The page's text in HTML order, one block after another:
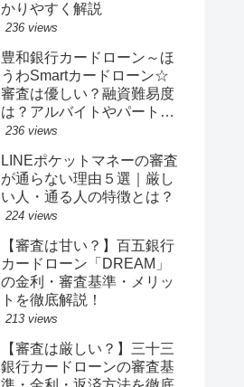
かりやすく解説
236 views
豊和銀行カードローン～ほ
うわSmartカードローン☆
審査は優しい？融資難易度
は？アルバイトやパート、
専業主婦は借りれるか？他
ある人でも借り換えやおま
とめ融資は可能か？
236 views
LINEポケットマネーの審査
が通らない理由５選｜厳し
い人・通る人の特徴とは？
224 views
【審査は甘い？】百五銀行
カードローン「DREAM」
の金利・審査基準・メリッ
トを徹底解説！
213 views
【審査は厳しい？】三十三
銀行カードローンの審査基